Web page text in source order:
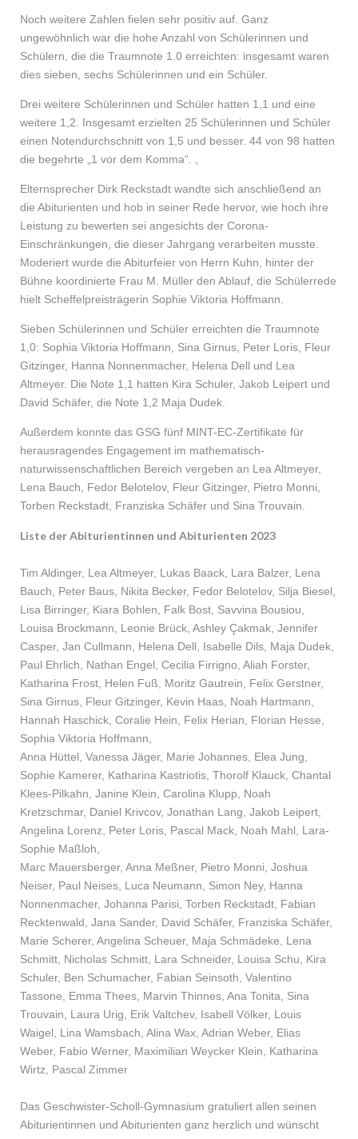
Noch weitere Zahlen fielen sehr positiv auf. Ganz
ungewöhnlich war die hohe Anzahl von Schülerinnen und
Schülern, die die Traumnote 1.0 erreichten: insgesamt waren
dies sieben, sechs Schülerinnen und ein Schüler.
Drei weitere Schülerinnen und Schüler hatten 1,1 und eine
weitere 1,2. Insgesamt erzielten 25 Schülerinnen und Schüler
einen Notendurchschnitt von 1,5 und besser. 44 von 98 hatten
die begehrte „1 vor dem Komma“. ,
Elternsprecher Dirk Reckstadt wandte sich anschließend an
die Abiturienten und hob in seiner Rede hervor, wie hoch ihre
Leistung zu bewerten sei angesichts der Corona-
Einschränkungen, die dieser Jahrgang verarbeiten musste.
Moderiert wurde die Abiturfeier von Herrn Kuhn, hinter der
Bühne koordinierte Frau M. Müller den Ablauf, die Schülerrede
hielt Scheffelpreisträgerin Sophie Viktoria Hoffmann.
Sieben Schülerinnen und Schüler erreichten die Traumnote
1,0: Sophia Viktoria Hoffmann, Sina Girnus, Peter Loris, Fleur
Gitzinger, Hanna Nonnenmacher, Helena Dell und Lea
Altmeyer. Die Note 1,1 hatten Kira Schuler, Jakob Leipert und
David Schäfer, die Note 1,2 Maja Dudek.
Außerdem konnte das GSG fünf MINT-EC-Zertifikate für
herausragendes Engagement im mathematisch-
naturwissenschaftlichen Bereich vergeben an Lea Altmeyer,
Lena Bauch, Fedor Belotelov, Fleur Gitzinger, Pietro Monni,
Torben Reckstadt, Franziska Schäfer und Sina Trouvain.
Liste der Abiturientinnen und Abiturienten 2023
Tim Aldinger, Lea Altmeyer, Lukas Baack, Lara Balzer, Lena
Bauch, Peter Baus, Nikita Becker, Fedor Belotelov, Silja Biesel,
Lisa Birringer, Kiara Bohlen, Falk Bost, Savvina Bousiou,
Louisa Brockmann, Leonie Brück, Ashley Çakmak, Jennifer
Casper, Jan Cullmann, Helena Dell, Isabelle Dils, Maja Dudek,
Paul Ehrlich, Nathan Engel, Cecilia Firrigno, Aliah Forster,
Katharina Frost, Helen Fuß, Moritz Gautrein, Felix Gerstner,
Sina Girnus, Fleur Gitzinger, Kevin Haas, Noah Hartmann,
Hannah Haschick, Coralie Hein, Felix Herian, Florian Hesse,
Sophia Viktoria Hoffmann,
Anna Hüttel, Vanessa Jäger, Marie Johannes, Elea Jung,
Sophie Kamerer, Katharina Kastriotis, Thorolf Klauck, Chantal
Klees-Pilkahn, Janine Klein, Carolina Klupp, Noah
Kretzschmar, Daniel Krivcov, Jonathan Lang, Jakob Leipert,
Angelina Lorenz, Peter Loris, Pascal Mack, Noah Mahl, Lara-
Sophie Maßloh,
Marc Mauersberger, Anna Meßner, Pietro Monni, Joshua
Neiser, Paul Neises, Luca Neumann, Simon Ney, Hanna
Nonnenmacher, Johanna Parisi, Torben Reckstadt, Fabian
Recktenwald, Jana Sander, David Schäfer, Franziska Schäfer,
Marie Scherer, Angelina Scheuer, Maja Schmädeke, Lena
Schmitt, Nicholas Schmitt, Lara Schneider, Louisa Schu, Kira
Schuler, Ben Schumacher, Fabian Seinsoth, Valentino
Tassone, Emma Thees, Marvin Thinnes, Ana Tonita, Sina
Trouvain, Laura Urig, Erik Valtchev, Isabell Völker, Louis
Waigel, Lina Wamsbach, Alina Wax, Adrian Weber, Elias
Weber, Fabio Werner, Maximilian Weycker Klein, Katharina
Wirtz, Pascal Zimmer
Das Geschwister-Scholl-Gymnasium gratuliert allen seinen
Abiturientinnen und Abiturienten ganz herzlich und wünscht